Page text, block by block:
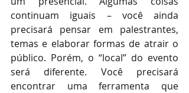
continuam iguais – você ainda
precisará pensar em palestrantes,
temas e elaborar formas de atrair o
público. Porém, o “local” do evento
será diferente. Você precisará
encontrar uma ferramenta que